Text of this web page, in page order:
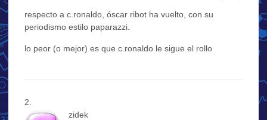
respecto a c.ronaldo, óscar ribot ha vuelto, con su
periodismo estilo paparazzi.
lo peor (o mejor) es que c.ronaldo le sigue el rollo
zidek